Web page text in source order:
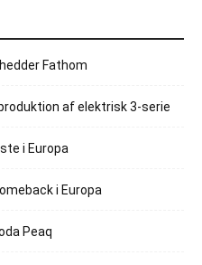
Fathom
af elektrisk 3-serie
i Europa
i Europa
Peaq